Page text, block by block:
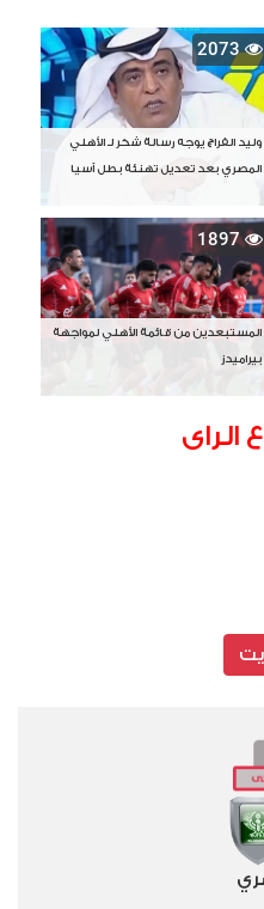
2073
وليد الفراج يوجه رسالة شكر لـ الأهلي
المصري بعد تعديل تهنئة بطل آسيا
1897
المستبعدين من قائمة الأهلي لمواجهة
بيراميدز
الراى